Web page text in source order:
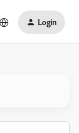
Login